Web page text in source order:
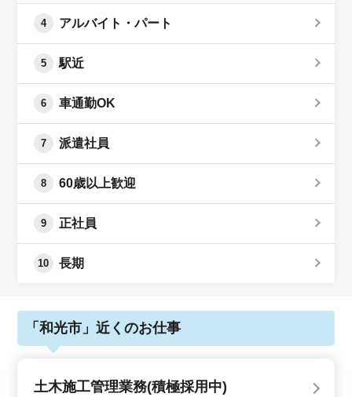
4 アルバイト・パート
5 駅近
6 車通勤OK
7 派遣社員
8 60歳以上歓迎
9 正社員
10 長期
「和光市」近くのお仕事
土木施工管理業務(積極採用中)